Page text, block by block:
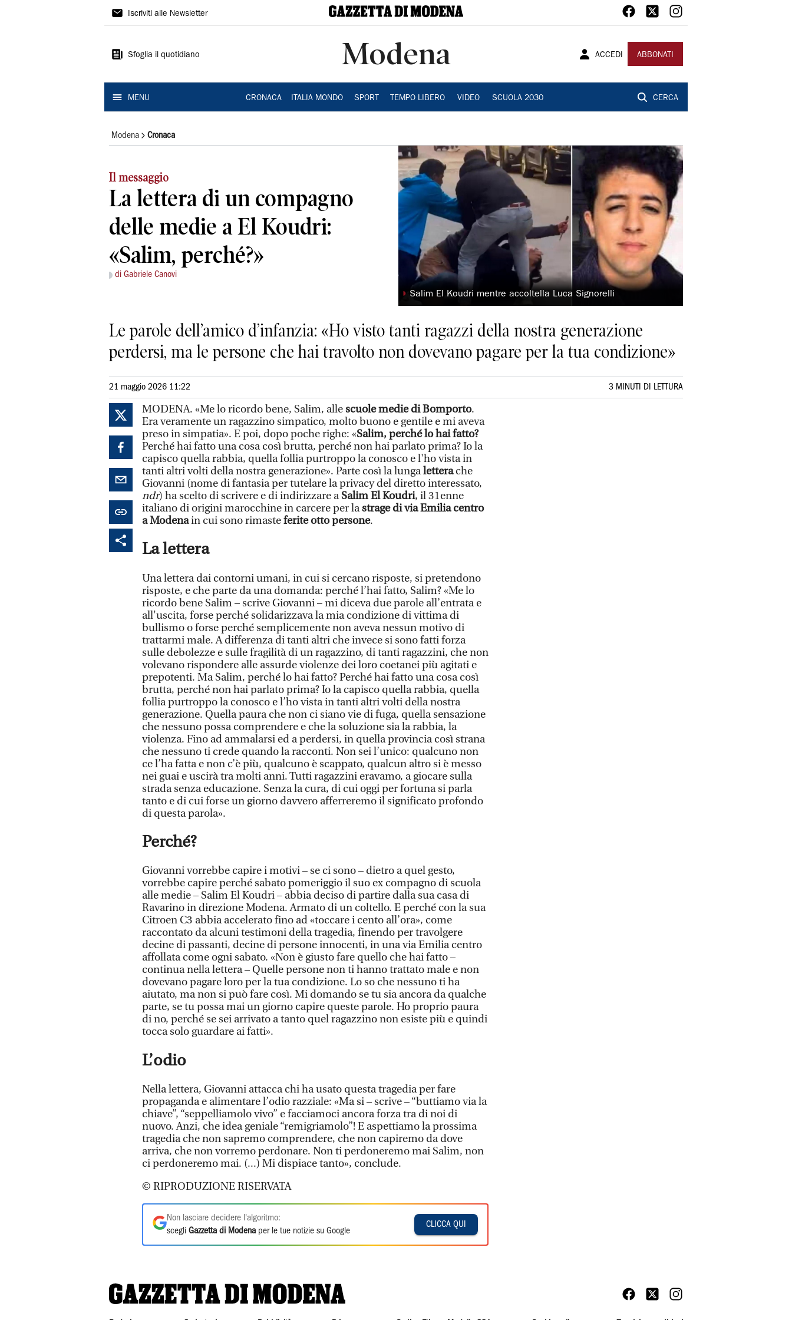
Gazzetta
Modena
Iscriviti alle Newsletter
Sfoglia il quotidiano Modena ACCEDI ABBONATI
MENU CRONACA ITALIA MONDO SPORT TEMPO LIBERO VIDEO SCUOLA 2030 CERCA
Modena Cronaca
Il messaggio
La lettera di un compagno
delle medie a El Koudri:
«Salim, perché?»
di Gabriele Canovi
◗ Salim El Koudri mentre accoltella Luca Signorelli
Le parole dell’amico d’infanzia: «Ho visto tanti ragazzi della nostra generazione
perdersi, ma le persone che hai travolto non dovevano pagare per la tua condizione»
21 maggio 2026 11:22 3 MINUTI DI LETTURA
MODENA. «Me lo ricordo bene, Salim, allescuole medie di Bomporto.
Era veramente un ragazzino simpatico, molto buono e gentile e mi aveva
preso in simpatia». E poi, dopo poche righe: «Salim, perché lo hai fatto?
Perché hai fatto una cosa così brutta, perché non hai parlato prima? Io la
capisco quella rabbia, quella follia purtroppo la conosco e l'ho vista in
tanti altri volti della nostra generazione». Parte così la lungaletterache
Giovanni (nome di fantasia per tutelare la privacy del diretto interessato,
ndr) ha scelto di scrivere e di indirizzare aSalim El Koudri, il 31enne
italiano di origini marocchine in carcere per lastrage di via Emilia centro
a Modenain cui sono rimasteferite otto persone.
La lettera
Una lettera dai contorni umani, in cui si cercano risposte, si pretendono
risposte, e che parte da una domanda: perché l’hai fatto, Salim? «Me lo
ricordo bene Salim – scrive Giovanni – mi diceva due parole all’entrata e
all'uscita, forse perché solidarizzava la mia condizione di vittima di
bullismo o forse perché semplicemente non aveva nessun motivo di
trattarmi male. A differenza di tanti altri che invece si sono fatti forza
sulle debolezze e sulle fragilità di un ragazzino, di tanti ragazzini, che non
volevano rispondere alle assurde violenze dei loro coetanei più agitati e
prepotenti. Ma Salim, perché lo hai fatto? Perché hai fatto una cosa così
brutta, perché non hai parlato prima? Io la capisco quella rabbia, quella
follia purtroppo la conosco e l’ho vista in tanti altri volti della nostra
generazione. Quella paura che non ci siano vie di fuga, quella sensazione
che nessuno possa comprendere e che la soluzione sia la rabbia, la
violenza. Fino ad ammalarsi ed a perdersi, in quella provincia così strana
che nessuno ti crede quando la racconti. Non sei l’unico: qualcuno non
ce l’ha fatta e non c’è più, qualcuno è scappato, qualcun altro si è messo
nei guai e uscirà tra molti anni. Tutti ragazzini eravamo, a giocare sulla
strada senza educazione. Senza la cura, di cui oggi per fortuna si parla
tanto e di cui forse un giorno davvero afferreremo il significato profondo
di questa parola».
Perché?
Giovanni vorrebbe capire i motivi – se ci sono – dietro a quel gesto,
vorrebbe capire perché sabato pomeriggio il suo ex compagno di scuola
alle medie – Salim El Koudri – abbia deciso di partire dalla sua casa di
Ravarino in direzione Modena. Armato di un coltello. E perché con la sua
Citroen C3 abbia accelerato fino ad «toccare i cento all’ora», come
raccontato da alcuni testimoni della tragedia, finendo per travolgere
decine di passanti, decine di persone innocenti, in una via Emilia centro
affollata come ogni sabato. «Non è giusto fare quello che hai fatto –
continua nella lettera – Quelle persone non ti hanno trattato male e non
dovevano pagare loro per la tua condizione. Lo so che nessuno ti ha
aiutato, ma non si può fare così. Mi domando se tu sia ancora da qualche
parte, se tu possa mai un giorno capire queste parole. Ho proprio paura
di no, perché se sei arrivato a tanto quel ragazzino non esiste più e quindi
tocca solo guardare ai fatti».
L’odio
Nella lettera, Giovanni attacca chi ha usato questa tragedia per fare
propaganda e alimentare l’odio razziale: «Ma si – scrive – “buttiamo via la
chiave”, “seppelliamolo vivo” e facciamoci ancora forza tra di noi di
nuovo. Anzi, che idea geniale “remigriamolo”! E aspettiamo la prossima
tragedia che non sapremo comprendere, che non capiremo da dove
arriva, che non vorremo perdonare. Non ti perdoneremo mai Salim, non
ci perdoneremo mai. (...) Mi dispiace tanto», conclude.
© RIPRODUZIONE RISERVATA
Non lasciare decidere l'algoritmo:
scegli Gazzetta di Modena per le tue notizie su Google
CLICCA QUI